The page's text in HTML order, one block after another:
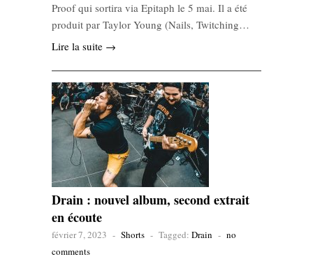
Proof qui sortira via Epitaph le 5 mai. Il a été
produit par Taylor Young (Nails, Twitching…
Lire la suite →
Drain : nouvel album, second extrait
en écoute
février 7, 2023 - Shorts - Tagged: Drain - no
comments